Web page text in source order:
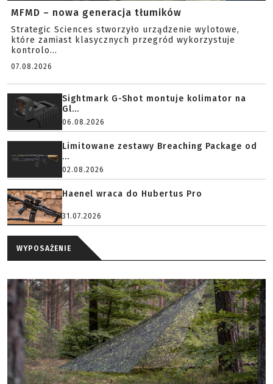
MFMD – nowa generacja tłumików
Strategic Sciences stworzyło urządzenie wylotowe,
które zamiast klasycznych przegród wykorzystuje
kontrolo...
07.08.2026
Sightmark G-Shot montuje kolimator na
Gl...
06.08.2026
Limitowane zestawy Breaching Package od
...
02.08.2026
Haenel wraca do Hubertus Pro
31.07.2026
WYPOSAŻENIE